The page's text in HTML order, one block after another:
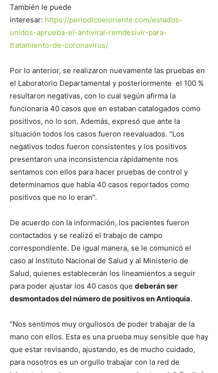
También le puede
interesar: https://periodicoeloriente.com/estados-
unidos-aprueba-el-antiviral-remdesivir-para-
tratamiento-de-coronavirus/
Por lo anterior, se realizaron nuevamente las pruebas en
el Laboratorio Departamental y posteriormente el 100 %
resultaron negativas, con lo cual según afirma la
funcionaria 40 casos que en estaban catalogados como
positivos, no lo son. Además, expresó que ante la
situación todos los casos fueron reevaluados. “Los
negativos todos fueron consistentes y los positivos
presentaron una inconsistencia rápidamente nos
sentamos con ellos para hacer pruebas de control y
determinamos que había 40 casos reportados como
positivos que no lo eran”.
De acuerdo con la información, los pacientes fueron
contactados y se realizó el trabajo de campo
correspondiente. De igual manera, se le comunicó el
caso al Instituto Nacional de Salud y al Ministerio de
Salud, quienes establecerán los lineamientos a seguir
para poder ajustar los 40 casos que deberán ser
desmontados del número de positivos en Antioquia.
“Nos sentimos muy orgullosos de poder trabajar de la
mano con ellos. Esta es una prueba muy sensible que hay
que estar revisando, ajustando, es de mucho cuidado,
para nosotros es un orgullo trabajar con la red de